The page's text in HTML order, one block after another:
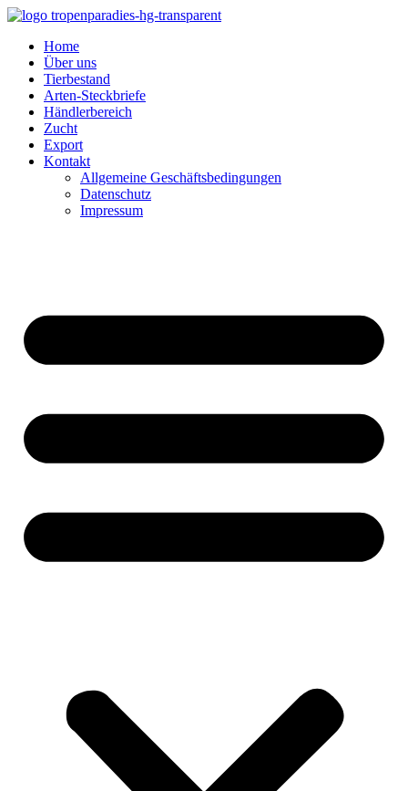
Home
Über uns
Tierbestand
Arten-Steckbriefe
Händlerbereich
Zucht
Export
Kontakt
Allgemeine Geschäftsbedingungen
Datenschutz
Impressum